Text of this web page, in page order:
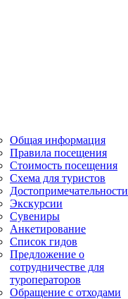
Общая информация
Правила посещения
Стоимость посещения
Схема для туристов
Достопримечательности
Экскурсии
Сувениры
Анкетирование
Список гидов
Предложение о
сотрудничестве для
туроператоров
Обращение с отходами